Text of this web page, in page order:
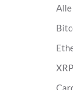
Alle
XRP